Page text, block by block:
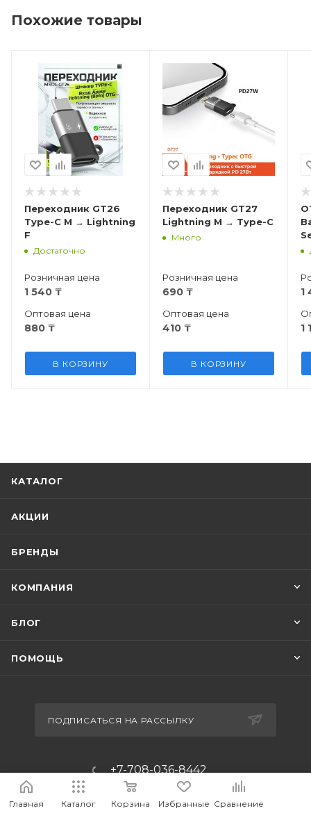
интерфейсами.
Похожие товары
Переходник GT26
Type-C M → Lightning
F
Достаточно
Розничная цена
1 540 ₸
Оптовая цена
880 ₸
В КОРЗИНУ
Переходник GT27
Lightning M → Type-C
Много
Розничная цена
690 ₸
Оптовая цена
410 ₸
В КОРЗИНУ
1
1
КАТАЛОГ
АКЦИИ
БРЕНДЫ
КОМПАНИЯ
БЛОГ
ПОМОЩЬ
ПОДПИСАТЬСЯ НА РАССЫЛКУ
+7-708-036-8442
m_forwork@mail.ru
Главная Каталог Корзина Избранные Сравнение